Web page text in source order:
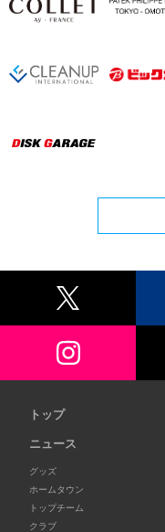
トップ
ニュース
グッズ
ホームタウン
トップチーム
クラブ